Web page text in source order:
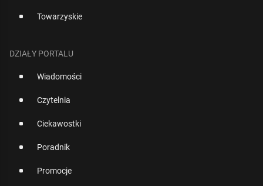
Towarzyskie
DZIAŁY PORTALU
Wiadomości
Czytelnia
Ciekawostki
Poradnik
Promocje